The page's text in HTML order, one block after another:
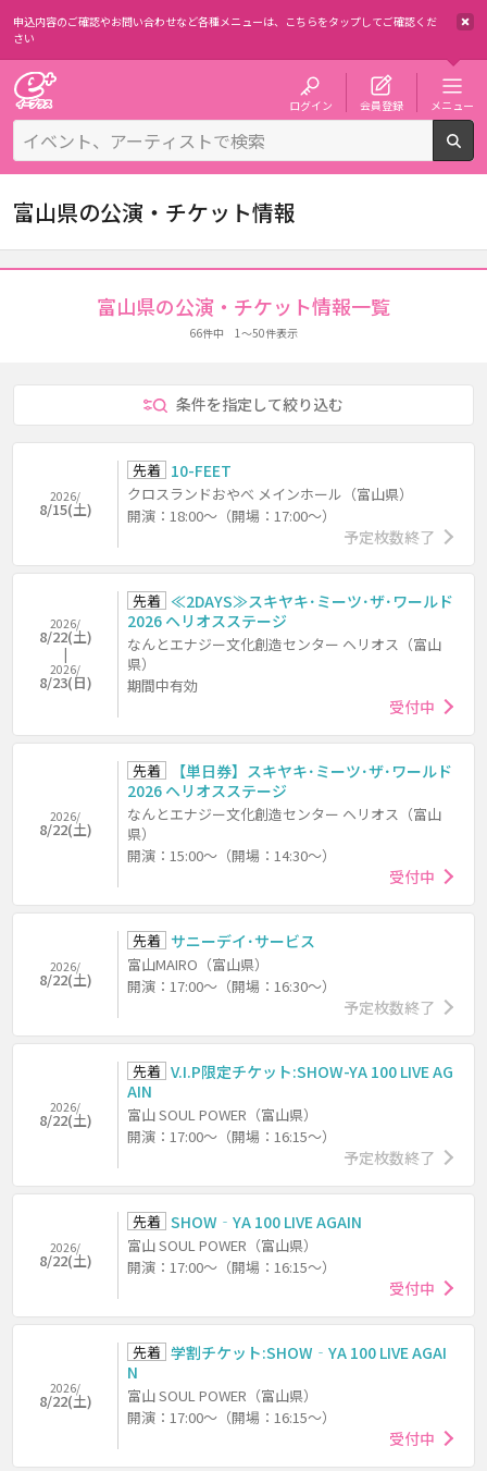
申込内容のご確認やお問い合わせなど各種メニューは、 こちらをタップしてご確認くだ
さい
ログイン 会員登録 メニュー
富山県の公演・チケット情報
富山県の公演・チケット情報一覧
66件中 1～50件表示
条件を指定して絞り込む
2026/
8/15(土)
先着 10-FEET
クロスランドおやべ メインホール（富山県）
開演：18:00～（開場：17:00～）
予定枚数終了
2026/
8/22(土)
2026/
8/23(日)
先着 ≪2DAYS≫スキヤキ･ミーツ･ザ･ワールド
2026 ヘリオスステージ
なんとエナジー文化創造センター ヘリオス（富山
県）
期間中有効
受付中
2026/
8/22(土)
先着
【単日券】スキヤキ･ミーツ･ザ･ワールド
2026 ヘリオスステージ
なんとエナジー文化創造センター ヘリオス（富山
県）
開演：15:00～（開場：14:30～）
受付中
2026/
8/22(土)
先着 サニーデイ･サービス
富山MAIRO（富山県）
開演：17:00～（開場：16:30～）
予定枚数終了
2026/
8/22(土)
先着 V.I.P限定チケット:SHOW-YA 100 LIVE AG
AIN
富山 SOUL POWER（富山県）
開演：17:00～（開場：16:15～）
予定枚数終了
2026/
8/22(土)
先着 SHOW‐YA 100 LIVE AGAIN
富山 SOUL POWER（富山県）
開演：17:00～（開場：16:15～）
受付中
2026/
8/22(土)
先着 学割チケット:SHOW‐YA 100 LIVE AGAI
N
富山 SOUL POWER（富山県）
開演：17:00～（開場：16:15～）
受付中